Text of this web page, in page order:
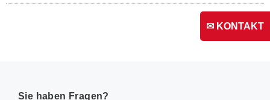
Sie haben Fragen?
✉ KONTAKT